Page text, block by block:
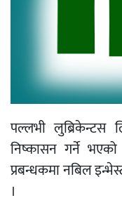
पल्लभी लुब्रिकेन्टस
निष्कासन गर्ने
प्रबन्धकमा नबिल
।